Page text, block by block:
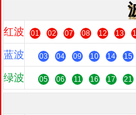
红波 01 02 07 08 12 13
蓝波 03 04 09 10 14 15
绿波 05 06 11 16 17 21